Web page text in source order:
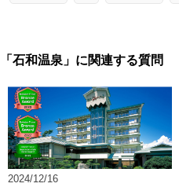
「石和温泉」に関連する質問
2024/12/16